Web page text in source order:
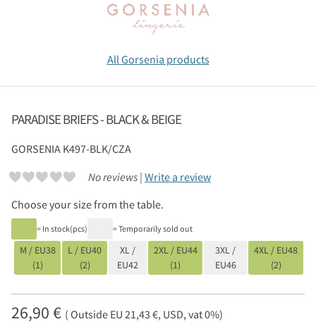
All Gorsenia products
PARADISE BRIEFS - BLACK & BEIGE
GORSENIA K497-BLK/CZA
No reviews | Write a review
Choose your size from the table.
= In stock(pcs) = Temporarily sold out
M / EU38
(1)
L / EU40
(2)
XL /
EU42
2XL / EU44
(1)
3XL /
EU46
4XL / EU48
(2)
26,90 € ( Outside EU 21,43 €, USD, vat 0%)